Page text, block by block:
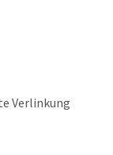
Verlinkung